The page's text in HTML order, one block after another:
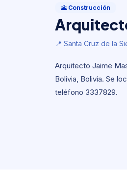
Arquitecto
📍 Santa Cruz de la Sierra, Bolivia
🌋 Construcción
📍 Santa Cruz de la
Arquitecto Jaime
Bolivia, Bolivia. Se
teléfono 3337829.